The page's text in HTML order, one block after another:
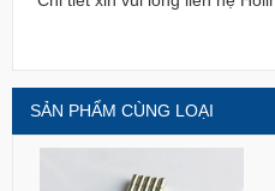
SẢN PHẨM CÙNG LOẠI